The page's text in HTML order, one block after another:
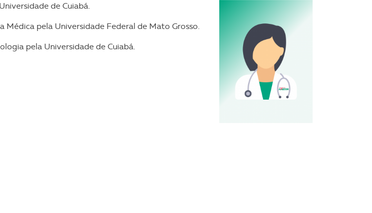
de Cuiabá.
Médica pela Universidade Federal de Mato Grosso.
pela Universidade de Cuiabá.